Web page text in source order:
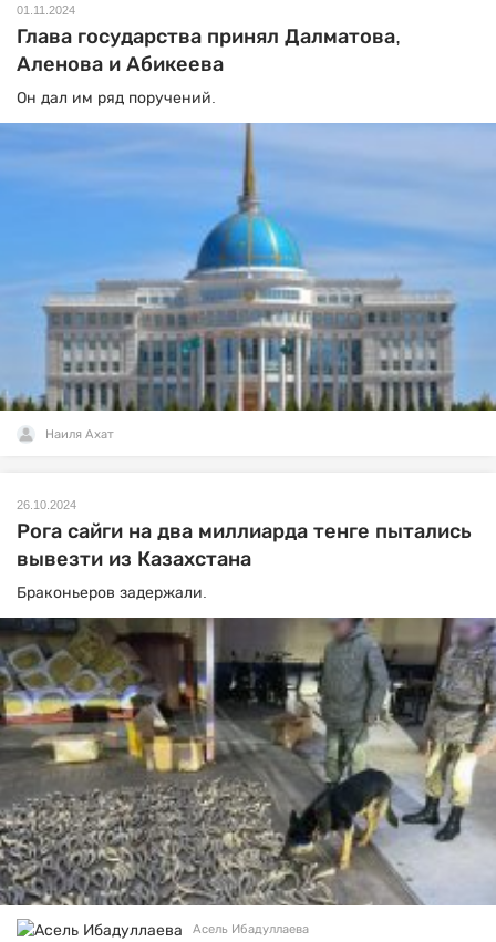
01.11.2024
Глава государства принял Далматова,
Аленова и Абикеева
Он дал им ряд поручений.
Наиля Ахат
26.10.2024
Рога сайги на два миллиарда тенге пытались
вывезти из Казахстана
Браконьеров задержали.
Асель Ибадуллаева